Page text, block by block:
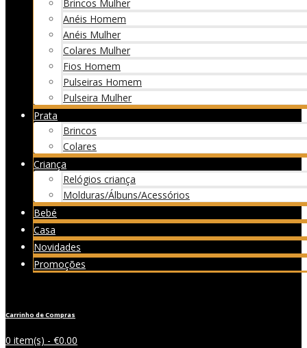
Brincos Mulher
Anéis Homem
Anéis Mulher
Colares Mulher
Fios Homem
Pulseiras Homem
Pulseira Mulher
Prata
Brincos
Colares
Criança
Relógios criança
Molduras/Álbuns/Acessórios
Bebé
Casa
Novidades
Promoções
Carrinho de Compras
0 item(s) - €0.00